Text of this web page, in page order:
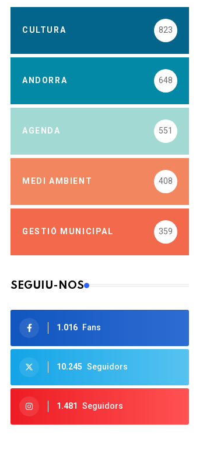
CULTURA 823
ANDORRA 648
AGENDA 551
MEDI AMBIENT 408
GESTIÓ MUNICIPAL 359
SEGUIU-NOS
1.016 Fans
10.245 Seguidors
1.481 Seguidors